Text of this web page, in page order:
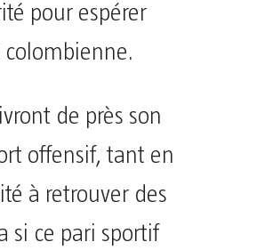
pour espérer
de près son
offensif, tant en
à retrouver des
si ce pari sportif